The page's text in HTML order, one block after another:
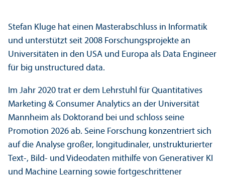
Stefan Kluge hat einen Master­abschluss in Informatik
und unter­stützt seit 2008 Forschungs­projekte an
Universitäten in den USA und Europa als Data Engineer
für big unstructured data.
Im Jahr 2020 trat er dem Lehr­stuhl für Quanti­tatives
Marketing & Consumer Analytics an der Universität
Mannheim als Doktorand bei und schloss seine
Promotion 2026 ab. Seine Forschung konzentriert sich
auf die Analyse großer, longitudinaler, unstrukturierter
Text-, Bild- und Videodaten mithilfe von Generativer KI
und Machine Learning sowie fortgeschrittener